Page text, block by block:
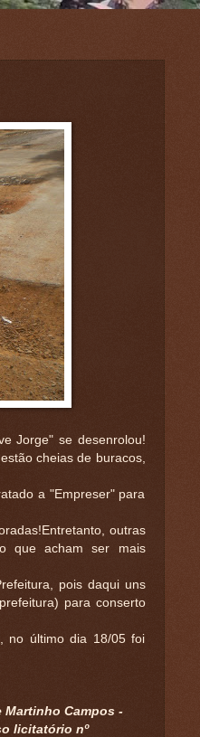
Jorge" se desenrolou!
cheias de buracos,
a "Empreser" para
outras
que acham ser mais
pois daqui uns
para conserto
no último dia 18/05 foi
Campos -
licitatório nº